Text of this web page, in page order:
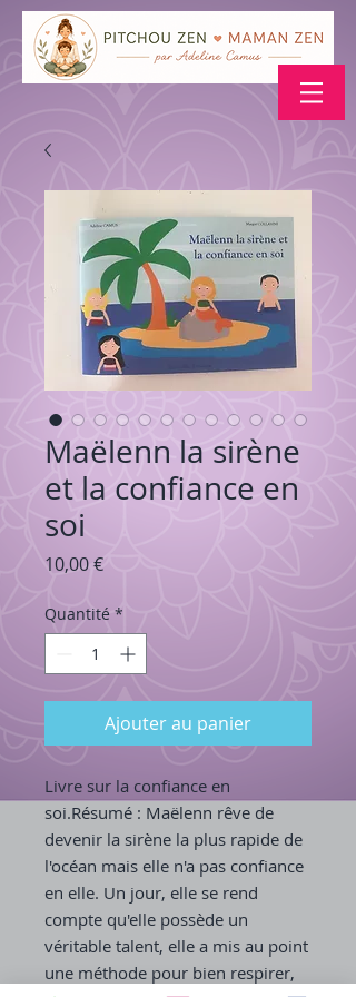
Maëlenn la sirène
et la confiance en
soi
10,00 €Prix
Quantité *
Ajouter au panier
Livre sur la confiance en
soi.Résumé : Maëlenn rêve de
devenir la sirène la plus rapide de
l'océan mais elle n'a pas confiance
en elle. Un jour, elle se rend
compte qu'elle possède un
véritable talent, elle a mis au point
une méthode pour bien respirer,